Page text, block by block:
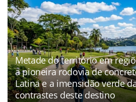
Metade do território em
a pioneira rodovia de
Latina e a imensidão verde
contrastes deste destino